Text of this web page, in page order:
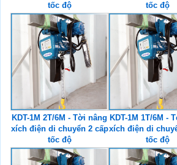
tốc độ
tốc độ
KDT-1M 2T/6M - Tời nâng
xích điện di chuyển 2 cấp
tốc độ
KDT-1M 1T/6M -
xích điện di
tốc độ